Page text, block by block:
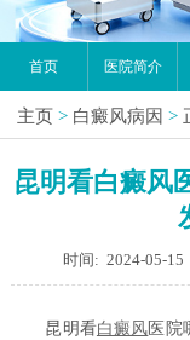
首页 医院简介
主页 > 白癜风病因 >
昆明看白癜风
时间: 2024-05-15
昆明看白癜风 医院